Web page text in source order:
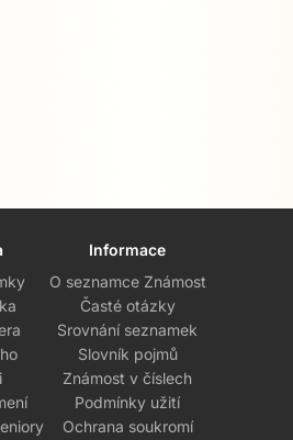
Informace
O seznamce Známost
Časté otázky
Srovnání seznamek
Slovník pojmů
Známost v číslech
Podmínky užití
Ochrana soukromí